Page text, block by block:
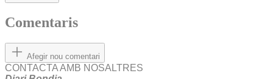
Comentaris
Afegir nou comentari
CONTACTA AMB NOSALTRES